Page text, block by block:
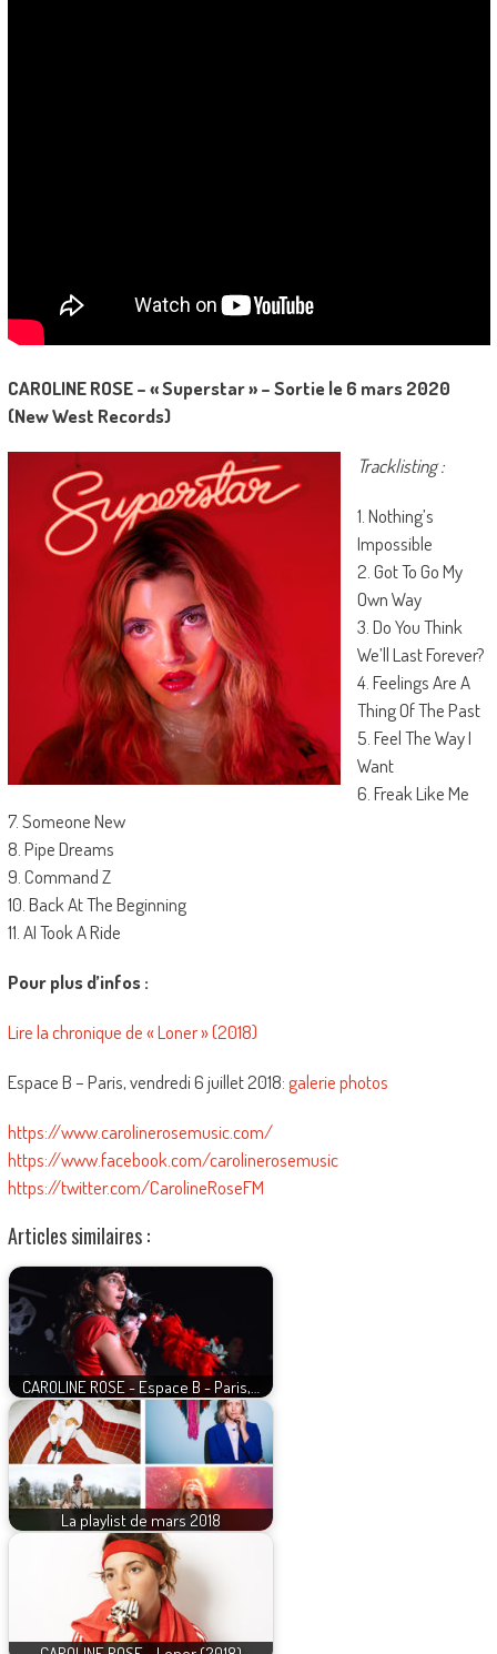
CAROLINE ROSE – « Superstar » – Sortie le 6 mars 2020
(New West Records)
Tracklisting :
1. Nothing’s
Impossible
2. Got To Go My
Own Way
3. Do You Think
We’ll Last Forever?
4. Feelings Are A
Thing Of The Past
5. Feel The Way I
Want
6. Freak Like Me
7. Someone New
8. Pipe Dreams
9. Command Z
10. Back At The Beginning
11. AI Took A Ride
Pour plus d’infos :
Lire la chronique de « Loner » (2018)
Espace B – Paris, vendredi 6 juillet 2018:galerie photos
https://www.carolinerosemusic.com/
https://www.facebook.com/carolinerosemusic
https://twitter.com/CarolineRoseFM
Articles similaires :
CAROLINE ROSE - Espace B - Paris,…
La playlist de mars 2018